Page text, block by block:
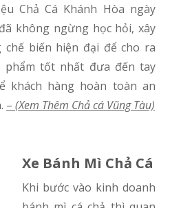
Chả Cá Khánh Hòa ngày
không ngừng học hỏi, xây
biến hiện đại để cho ra
phẩm tốt nhất đưa đến tay
khách hàng hoàn toàn an
– (Xem Thêm Chả cá Vũng Tàu)
Xe Bánh Mì Chả Cá
Khi bước vào kinh doanh